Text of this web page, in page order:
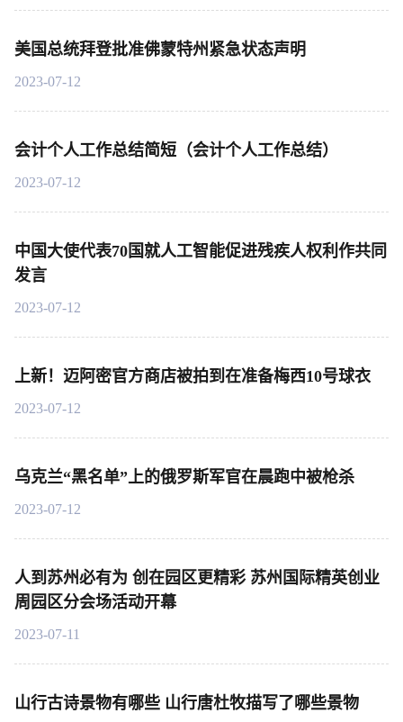
美国总统拜登批准佛蒙特州紧急状态声明
2023-07-12
会计个人工作总结简短（会计个人工作总结）
2023-07-12
中国大使代表70国就人工智能促进残疾人权利作共同
发言
2023-07-12
上新！迈阿密官方商店被拍到在准备梅西10号球衣
2023-07-12
乌克兰“黑名单”上的俄罗斯军官在晨跑中被枪杀
2023-07-12
人到苏州必有为 创在园区更精彩 苏州国际精英创业
周园区分会场活动开幕
2023-07-11
山行古诗景物有哪些 山行唐杜牧描写了哪些景物